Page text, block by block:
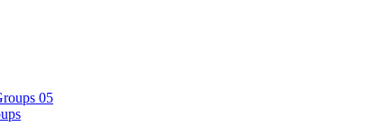
05